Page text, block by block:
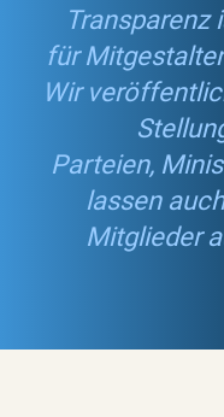
Transparenz
für
Wir
Parteien,
lassen
Mitglieder